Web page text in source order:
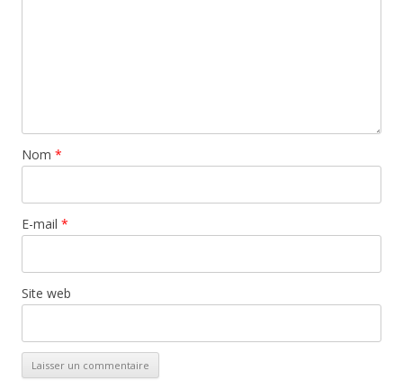
Nom *
E-mail *
Site web